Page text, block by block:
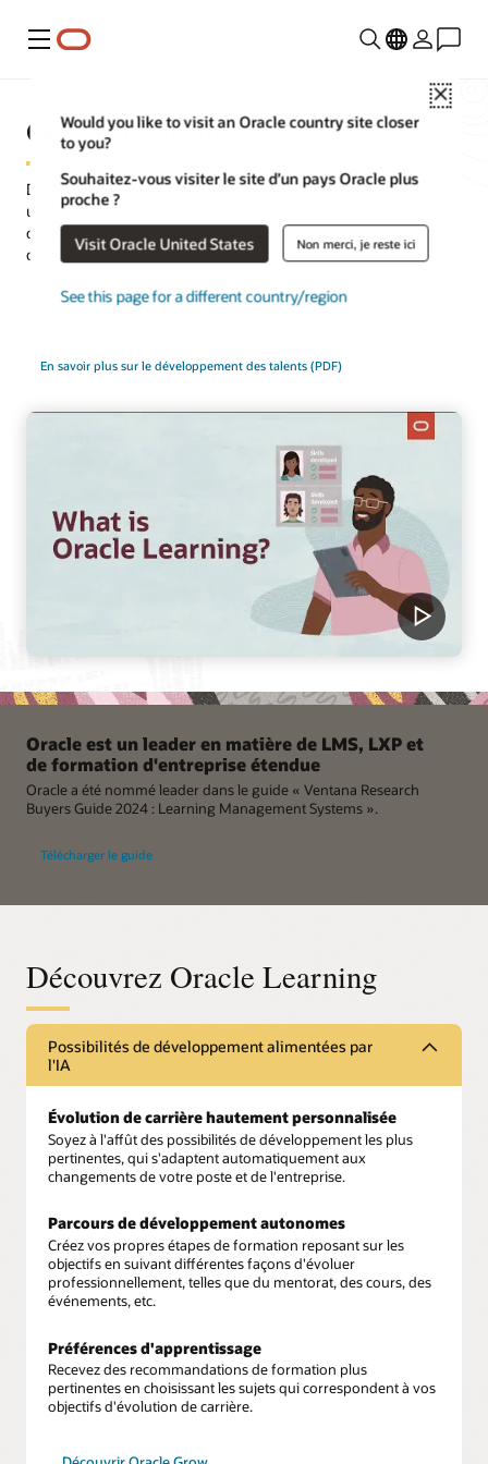
Menu
Close
Would you like to visit an Oracle country site closer
to you?
Souhaitez-vous visiter le site d’un pays Oracle plus
proche ?
Visit Oracle United States Non merci, je reste ici
See this page for a different country/region
Oracle Learning
Développez vos talents à l'aide d'une solution de formation
unifiée et personnalisée qui réduit les risques en matière de
conformité et permet à votre personnel de développer les
compétences nécessaires à l'innovation.
En savoir plus sur le développement des talents (PDF)
Oracle est un leader en matière de LMS, LXP et
de formation d'entreprise étendue
Oracle a été nommé leader dans le guide « Ventana Research
Buyers Guide 2024 : Learning Management Systems ».
Télécharger le guide
Découvrez Oracle Learning
Possibilités de développement alimentées par
l'IA
Évolution de carrière hautement personnalisée
Soyez à l'affût des possibilités de développement les plus
pertinentes, qui s'adaptent automatiquement aux
changements de votre poste et de l'entreprise.
Parcours de développement autonomes
Créez vos propres étapes de formation reposant sur les
objectifs en suivant différentes façons d'évoluer
professionnellement, telles que du mentorat, des cours, des
événements, etc.
Préférences d'apprentissage
Recevez des recommandations de formation plus
pertinentes en choisissant les sujets qui correspondent à vos
objectifs d'évolution de carrière.